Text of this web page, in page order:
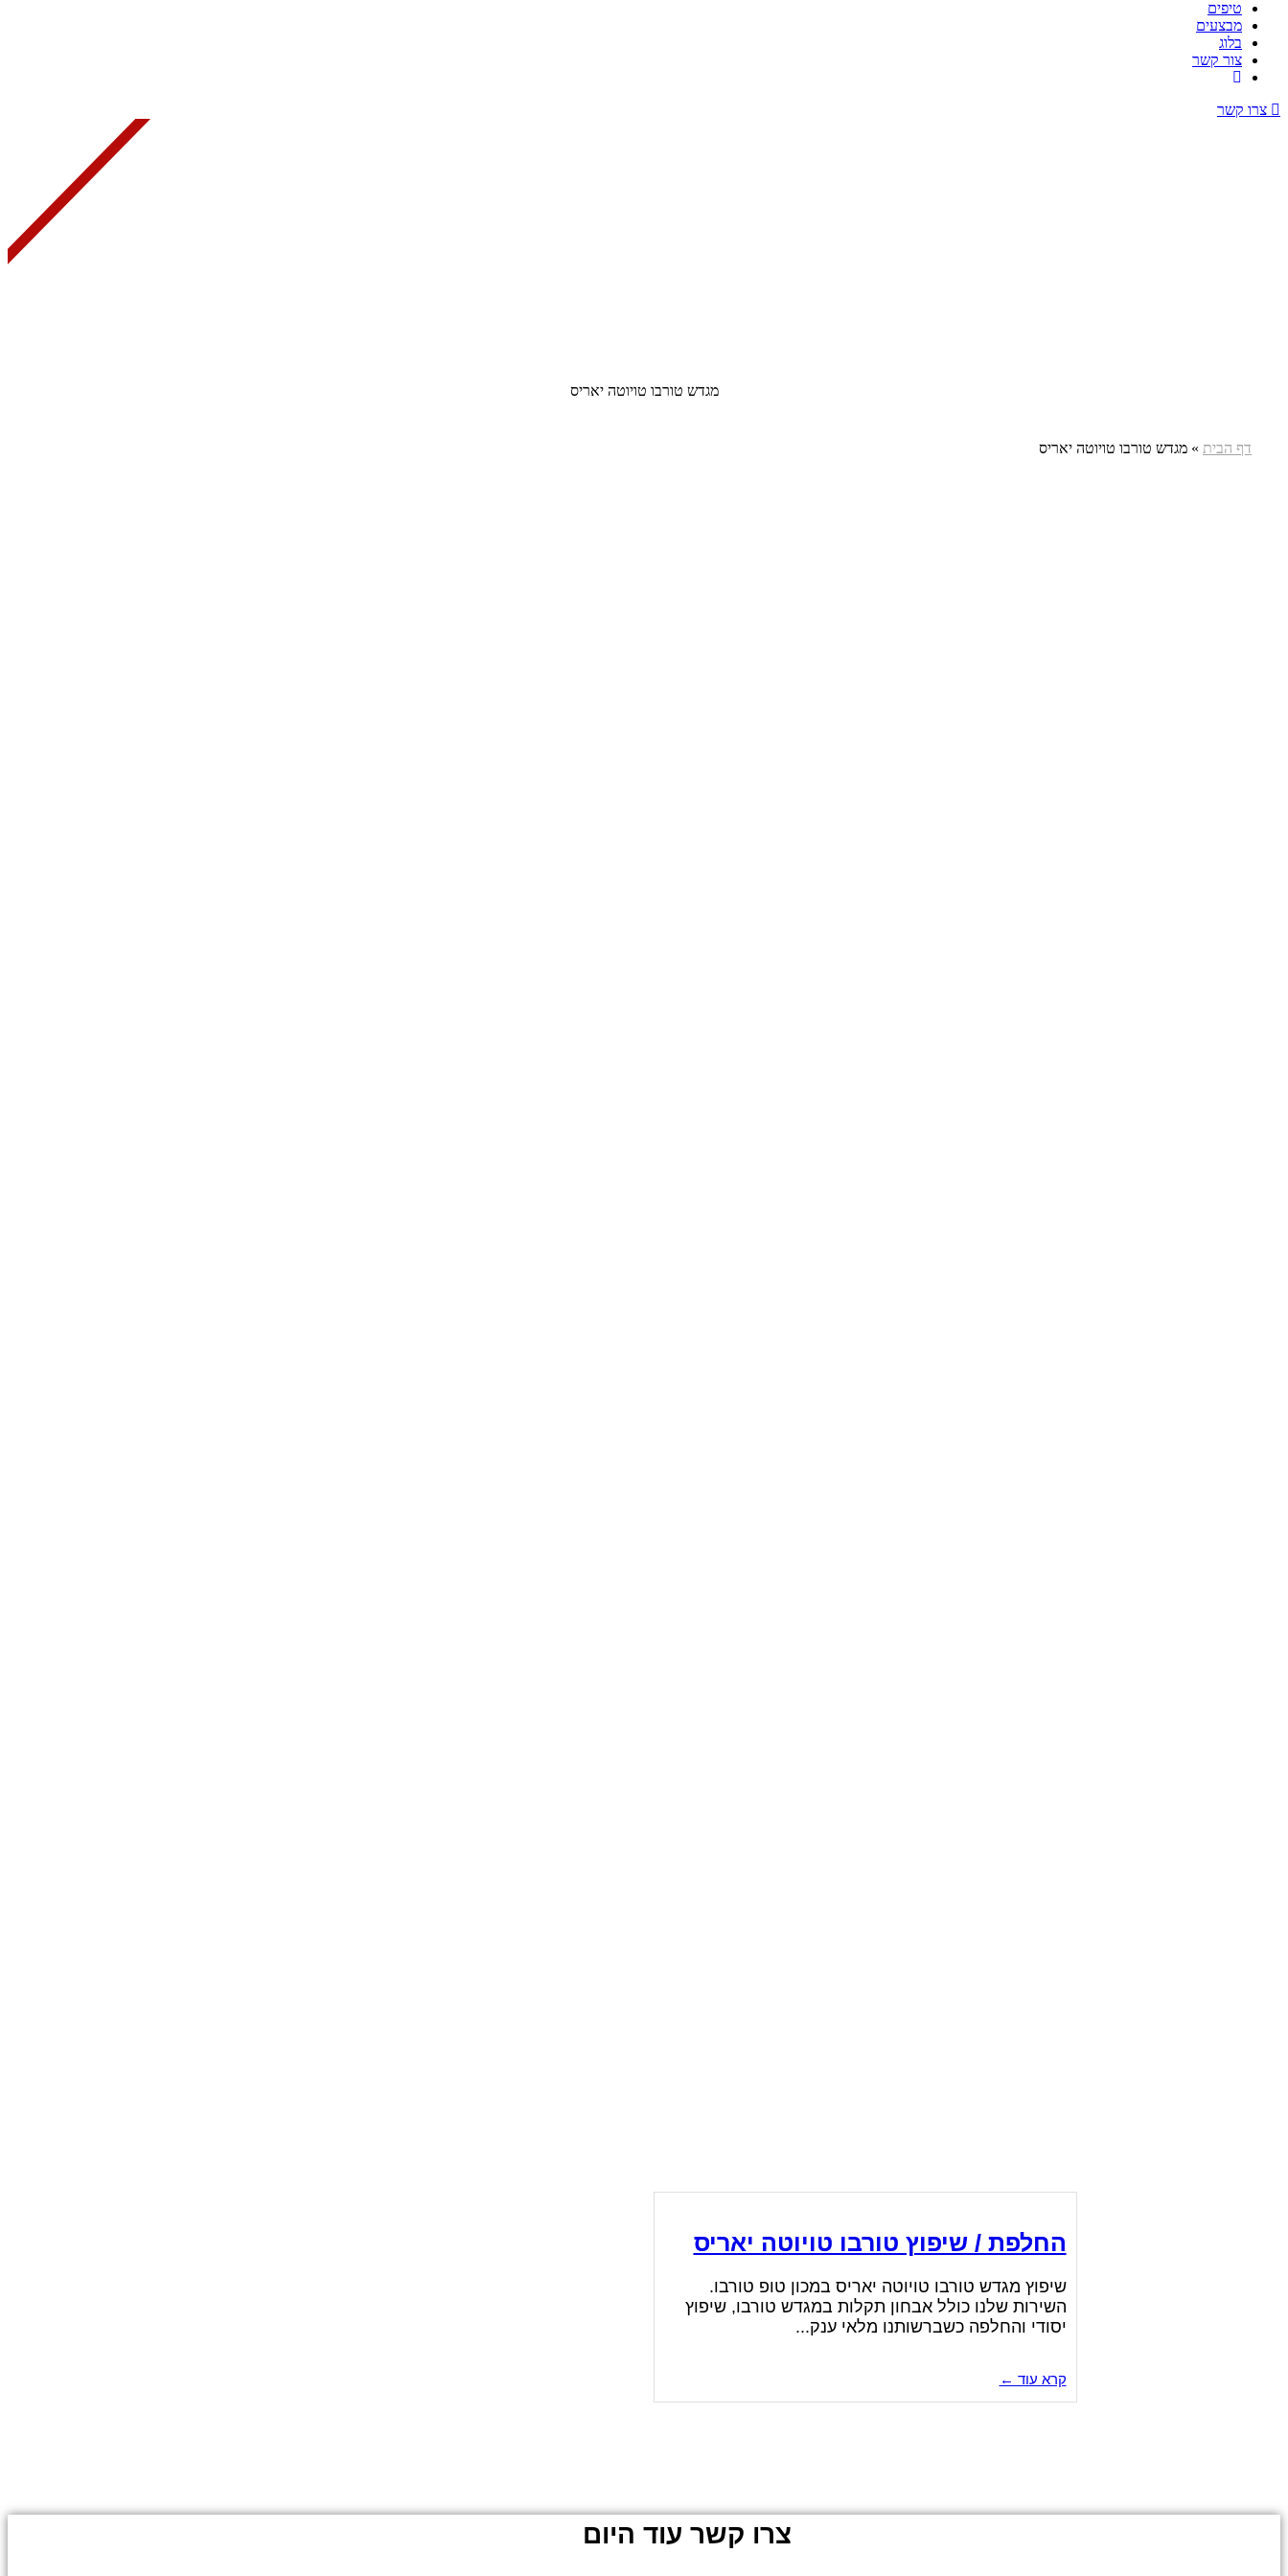
טיפים
מבצעים
בלוג
צור קשר
צרו קשר
מגדש טורבו טויוטה יאריס
דף הבית » מגדש טורבו טויוטה יאריס
החלפת / שיפוץ טורבו טויוטה יאריס
שיפוץ מגדש טורבו טויוטה יאריס במכון טופ טורבו.
השירות שלנו כולל אבחון תקלות במגדש טורבו, שיפוץ
יסודי והחלפה כשברשותנו מלאי ענק...
קרא עוד ←
צרו קשר עוד היום